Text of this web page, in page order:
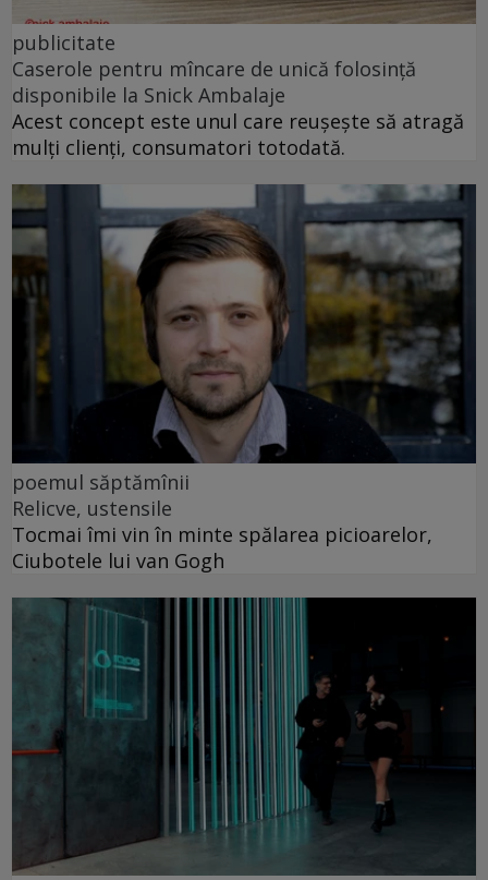
publicitate
Caserole pentru mîncare de unică folosință
disponibile la Snick Ambalaje
Acest concept este unul care reușește să atragă
mulți clienți, consumatori totodată.
poemul săptămînii
Relicve, ustensile
Tocmai îmi vin în minte spălarea picioarelor,
Ciubotele lui van Gogh